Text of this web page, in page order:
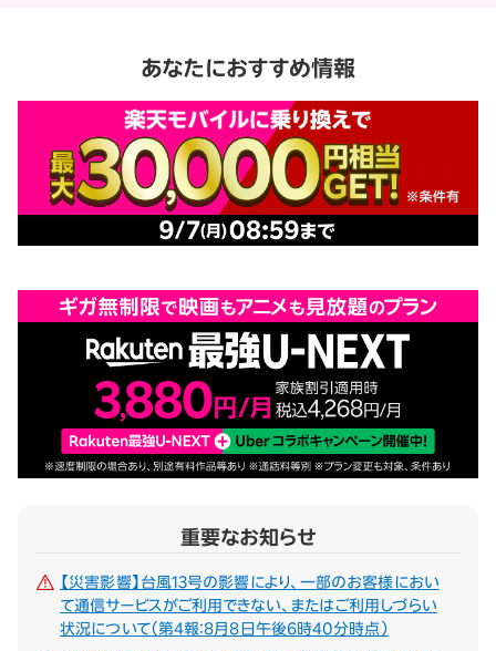
あなたにおすすめ情報
重要なお知らせ
【災害影響】台風13号の影響により、一部のお客様におい
て通信サービスがご利用できない、またはご利用しづらい
状況について（第4報：8月8日午後6時40分時点）